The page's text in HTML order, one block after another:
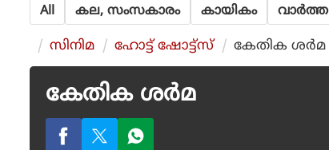
All കല, സംസകാരം കായികം വാര്‍ത്ത
സിനിമ ഹോട്ട് ഷോട്ട്‌സ് കേതിക ശർമ
കേതിക ശർമ